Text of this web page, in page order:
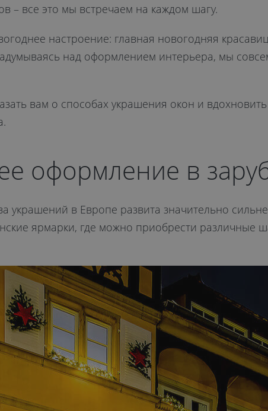
– все это мы встречаем на каждом шагу.
настроение: главная новогодняя
над оформлением интерьера, мы
вам о способах украшения окон и
оформление в
украшений в Европе развита значительно
ярмарки, где можно приобрести различные